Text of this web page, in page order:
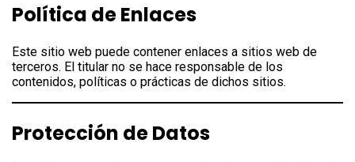
Política de Enlaces
Este sitio web puede contener enlaces a sitios web de
terceros. El titular no se hace responsable de los
contenidos, políticas o prácticas de dichos sitios.
Protección de Datos